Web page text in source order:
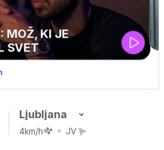
Ljubljana
4km/h JV